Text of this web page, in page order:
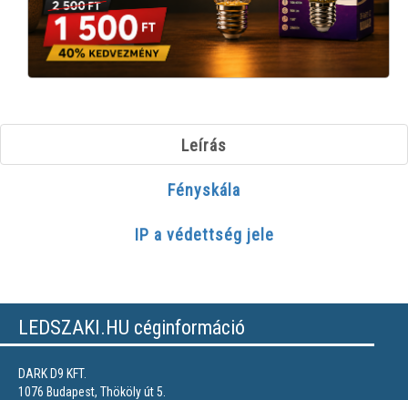
Leírás
Fényskála
IP a védettség jele
LEDSZAKI.HU céginformáció
DARK D9 KFT.
1076 Budapest, Thököly út 5.